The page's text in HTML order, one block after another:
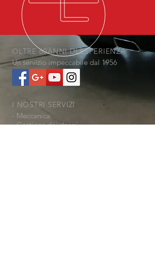
OLTRE 60ANNI DI ESPERIENZA
Un servizio impeccabile dal 1956
I NOSTRI SERVIZI
- Meccanica
- Gestione dei danni